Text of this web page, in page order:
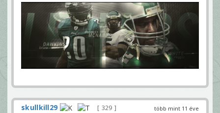
több mint 11 éve
skullkill29 329